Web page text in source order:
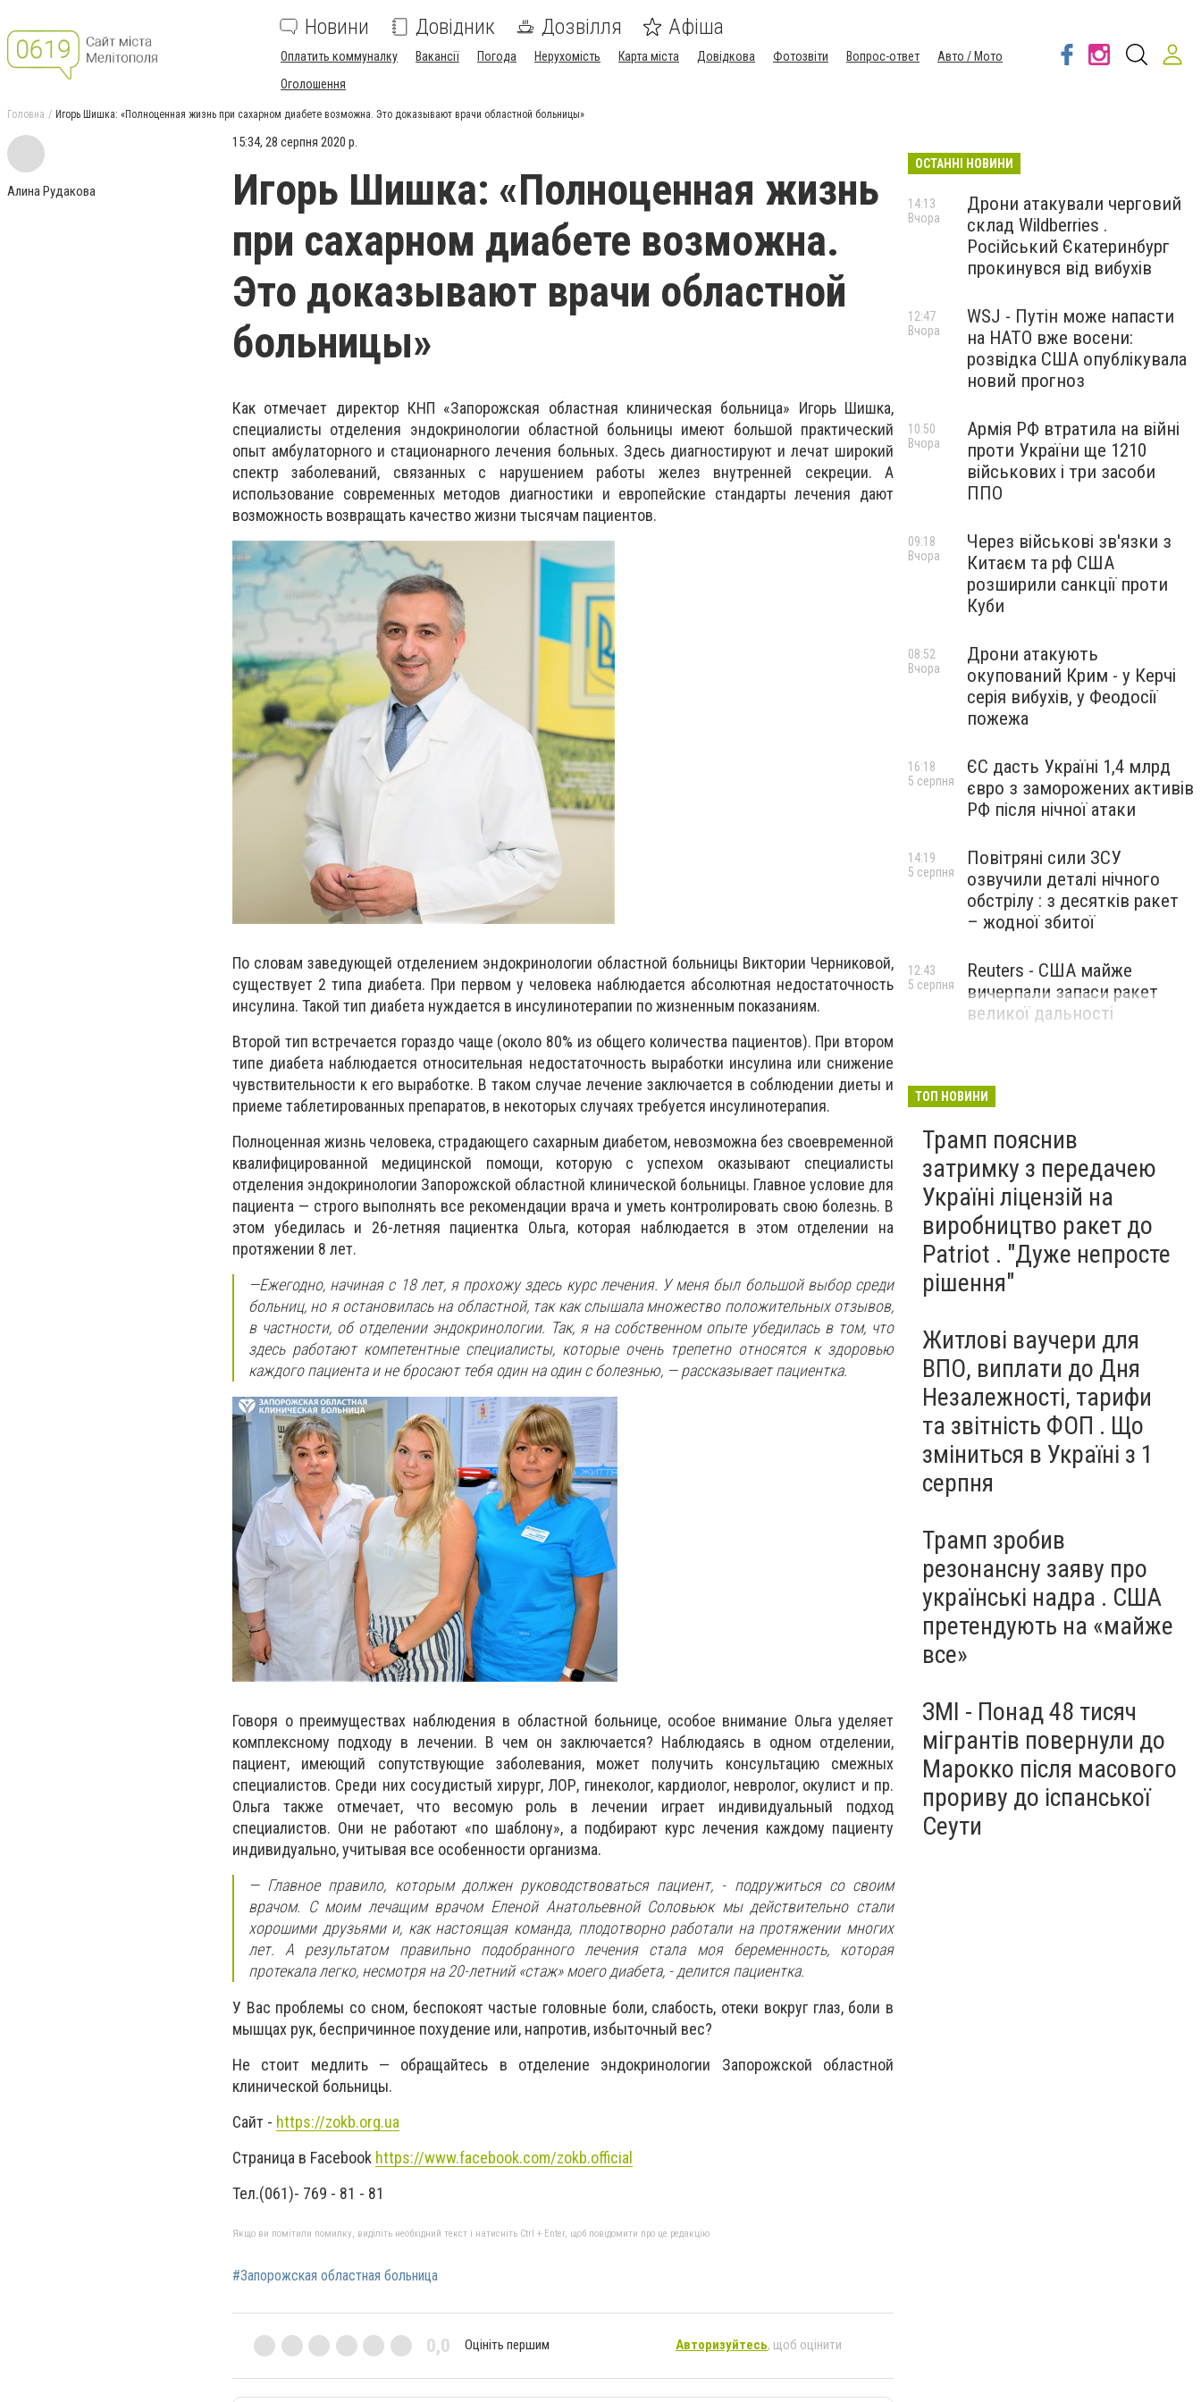
Новини Довідник Дозвілля Афіша
Оплатить коммуналку Вакансії Погода Нерухомість Карта міста Довідкова Фотозвіти Вопрос-ответ
Авто / Мото
Оголошення
Головна Игорь Шишка: «Полноценная жизнь при сахарном диабете возможна. Это доказывают врачи областной больницы»
Алина Рудакова
15:34, 28 серпня 2020 р.
Игорь Шишка: «Полноценная жизнь
при сахарном диабете возможна.
Это доказывают врачи областной
больницы»
Как отмечает директор КНП «Запорожская областная клиническая больница» Игорь Шишка,
специалисты отделения эндокринологии областной больницы имеют большой практический
опыт амбулаторного и стационарного лечения больных. Здесь диагностируют и лечат широкий
спектр заболеваний, связанных с нарушением работы желез внутренней секреции. А
использование современных методов диагностики и европейские стандарты лечения дают
возможность возвращать качество жизни тысячам пациентов.
По словам заведующей отделением эндокринологии областной больницы Виктории Черниковой,
существует 2 типа диабета. При первом у человека наблюдается абсолютная недостаточность
инсулина. Такой тип диабета нуждается в инсулинотерапии по жизненным показаниям.
Второй тип встречается гораздо чаще (около 80% из общего количества пациентов). При втором
типе диабета наблюдается относительная недостаточность выработки инсулина или снижение
чувствительности к его выработке. В таком случае лечение заключается в соблюдении диеты и
приеме таблетированных препаратов, в некоторых случаях требуется инсулинотерапия.
Полноценная жизнь человека, страдающего сахарным диабетом, невозможна без своевременной
квалифицированной медицинской помощи, которую с успехом оказывают специалисты
отделения эндокринологии Запорожской областной клинической больницы. Главное условие для
пациента — строго выполнять все рекомендации врача и уметь контролировать свою болезнь. В
этом убедилась и 26-летняя пациентка Ольга, которая наблюдается в этом отделении на
протяжении 8 лет.
—Ежегодно, начиная с 18 лет, я прохожу здесь курс лечения. У меня был большой выбор среди
больниц, но я остановилась на областной, так как слышала множество положительных отзывов,
в частности, об отделении эндокринологии. Так, я на собственном опыте убедилась в том, что
здесь работают компетентные специалисты, которые очень трепетно относятся к здоровью
каждого пациента и не бросают тебя один на один с болезнью, —рассказывает пациентка.
Говоря о преимуществах наблюдения в областной больнице, особое внимание Ольга уделяет
комплексному подходу в лечении. В чем он заключается? Наблюдаясь в одном отделении,
пациент, имеющий сопутствующие заболевания, может получить консультацию смежных
специалистов. Среди них сосудистый хирург, ЛОР, гинеколог, кардиолог, невролог, окулист и пр.
Ольга также отмечает, что весомую роль в лечении играет индивидуальный подход
специалистов. Они не работают «по шаблону», а подбирают курс лечения каждому пациенту
индивидуально, учитывая все особенности организма.
— Главное правило, которым должен руководствоваться пациент, - подружиться со своим
врачом. С моим лечащим врачом Еленой Анатольевной Соловьюк мы действительно стали
хорошими друзьями и, как настоящая команда, плодотворно работали на протяжении многих
лет. А результатом правильно подобранного лечения стала моя беременность, которая
протекала легко, несмотря на 20-летний «стаж» моего диабета, - делится пациентка.
У Вас проблемы со сном, беспокоят частые головные боли, слабость, отеки вокруг глаз, боли в
мышцах рук, беспричинное похудение или, напротив, избыточный вес?
Не стоит медлить — обращайтесь в отделение эндокринологии Запорожской областной
клинической больницы.
Сайт - https://zokb.org.ua
Страница в Facebook https://www.facebook.com/zokb.official
Тел.(061)- 769 - 81 - 81
Якщо ви помітили помилку, виділіть необхідний текст і натисніть Ctrl + Enter, щоб повідомити про це редакцію
#Запорожская областная больница
0,0 Оцініть першим Авторизуйтесь, щоб оцінити
ОСТАННІ НОВИНИ
Дрони атакували черговий
склад Wildberries .
Російський Єкатеринбург
прокинувся від вибухів
14:13
Вчора
WSJ - Путін може напасти
на НАТО вже восени:
розвідка США опублікувала
новий прогноз
12:47
Вчора
Армія РФ втратила на війні
проти України ще 1210
військових і три засоби
ППО
10:50
Вчора
Через військові зв'язки з
Китаєм та рф США
розширили санкції проти
Куби
09:18
Вчора
Дрони атакують
окупований Крим - у Керчі
серія вибухів, у Феодосії
пожежа
08:52
Вчора
ЄС дасть Україні 1,4 млрд
євро з заморожених активів
РФ після нічної атаки
16:18
5 серпня
Повітряні сили ЗСУ
озвучили деталі нічного
обстрілу : з десятків ракет
– жодної збитої
14:19
5 серпня
Reuters - США майже
вичерпали запаси ракет
великої дальності
12:43
5 серпня
ТОП НОВИНИ
Трамп пояснив
затримку з передачею
Україні ліцензій на
виробництво ракет до
Patriot . "Дуже непросте
рішення"
Житлові ваучери для
ВПО, виплати до Дня
Незалежності, тарифи
та звітність ФОП . Що
зміниться в Україні з 1
серпня
Трамп зробив
резонансну заяву про
українські надра . США
претендують на «майже
все»
ЗМІ - Понад 48 тисяч
мігрантів повернули до
Марокко після масового
прориву до іспанської
Сеути